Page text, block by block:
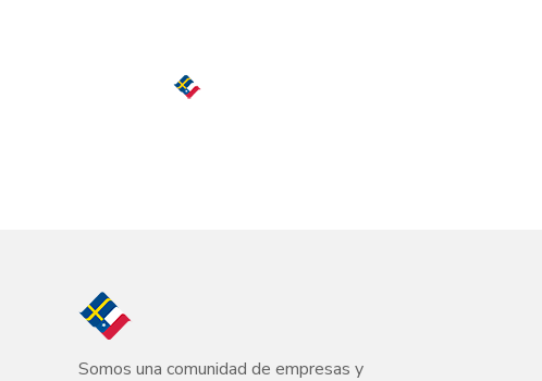
Somos una comunidad de empresas y